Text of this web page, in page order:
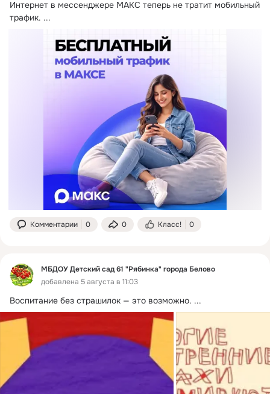
Интернет в мессенджере МАКС теперь не тратит мобильный
трафик. ...
Комментарии 0 0 Класс! 0
МБДОУ Детский сад 61 "Рябинка" города Белово
добавлена 5 августа в 11:03
Воспитание без страшилок — это возможно. ...